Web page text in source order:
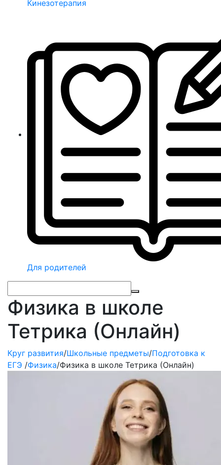
Кинезотерапия
Для родителей
Физика в школе
Тетрика (Онлайн)
Круг развития/Школьные предметы/Подготовка к
ЕГЭ /Физика/Физика в школе Тетрика (Онлайн)